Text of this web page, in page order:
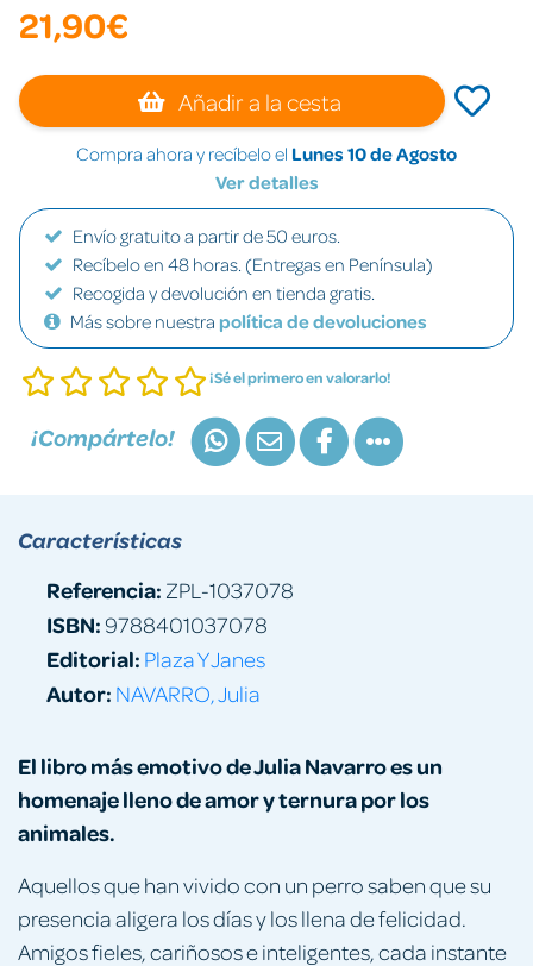
21,90€
Añadir a la cesta
Compra ahora y recíbelo el Lunes 10 de Agosto
Ver detalles
Envío gratuito a partir de 50 euros.
Recíbelo en 48 horas. (Entregas en Península)
Recogida y devolución en tienda gratis.
Más sobre nuestra política de devoluciones
¡Sé el primero en valorarlo!
¡Compártelo!
El libro más emotivo de Julia Navarro es un
homenajelleno de amor y ternura por los
animales.
Aquellos que han vivido con un perro saben que su
presencia aligera los días y los llena de felicidad.
Amigos fieles, cariñosos e inteligentes, cada instante
Características
Referencia: ZPL-1037078
ISBN:9788401037078
Editorial: Plaza Y Janes
Autor: NAVARRO, Julia